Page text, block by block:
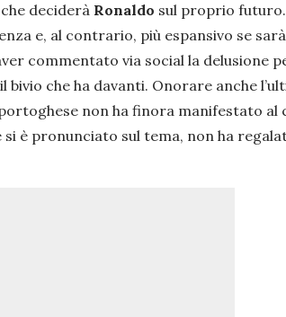
deciderà Ronaldo sul proprio
e, al contrario, più espansivo se
commentato via social la delusione
bivio che ha davanti. Onorare anche
non ha finora manifestato al
è pronunciato sul tema, non ha